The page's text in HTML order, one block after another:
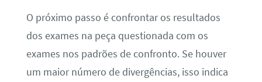
O próximo passo é confrontar os resultados
dos exames na peça questionada com os
exames nos padrões de confronto. Se houver
um maior número de divergências, isso indica